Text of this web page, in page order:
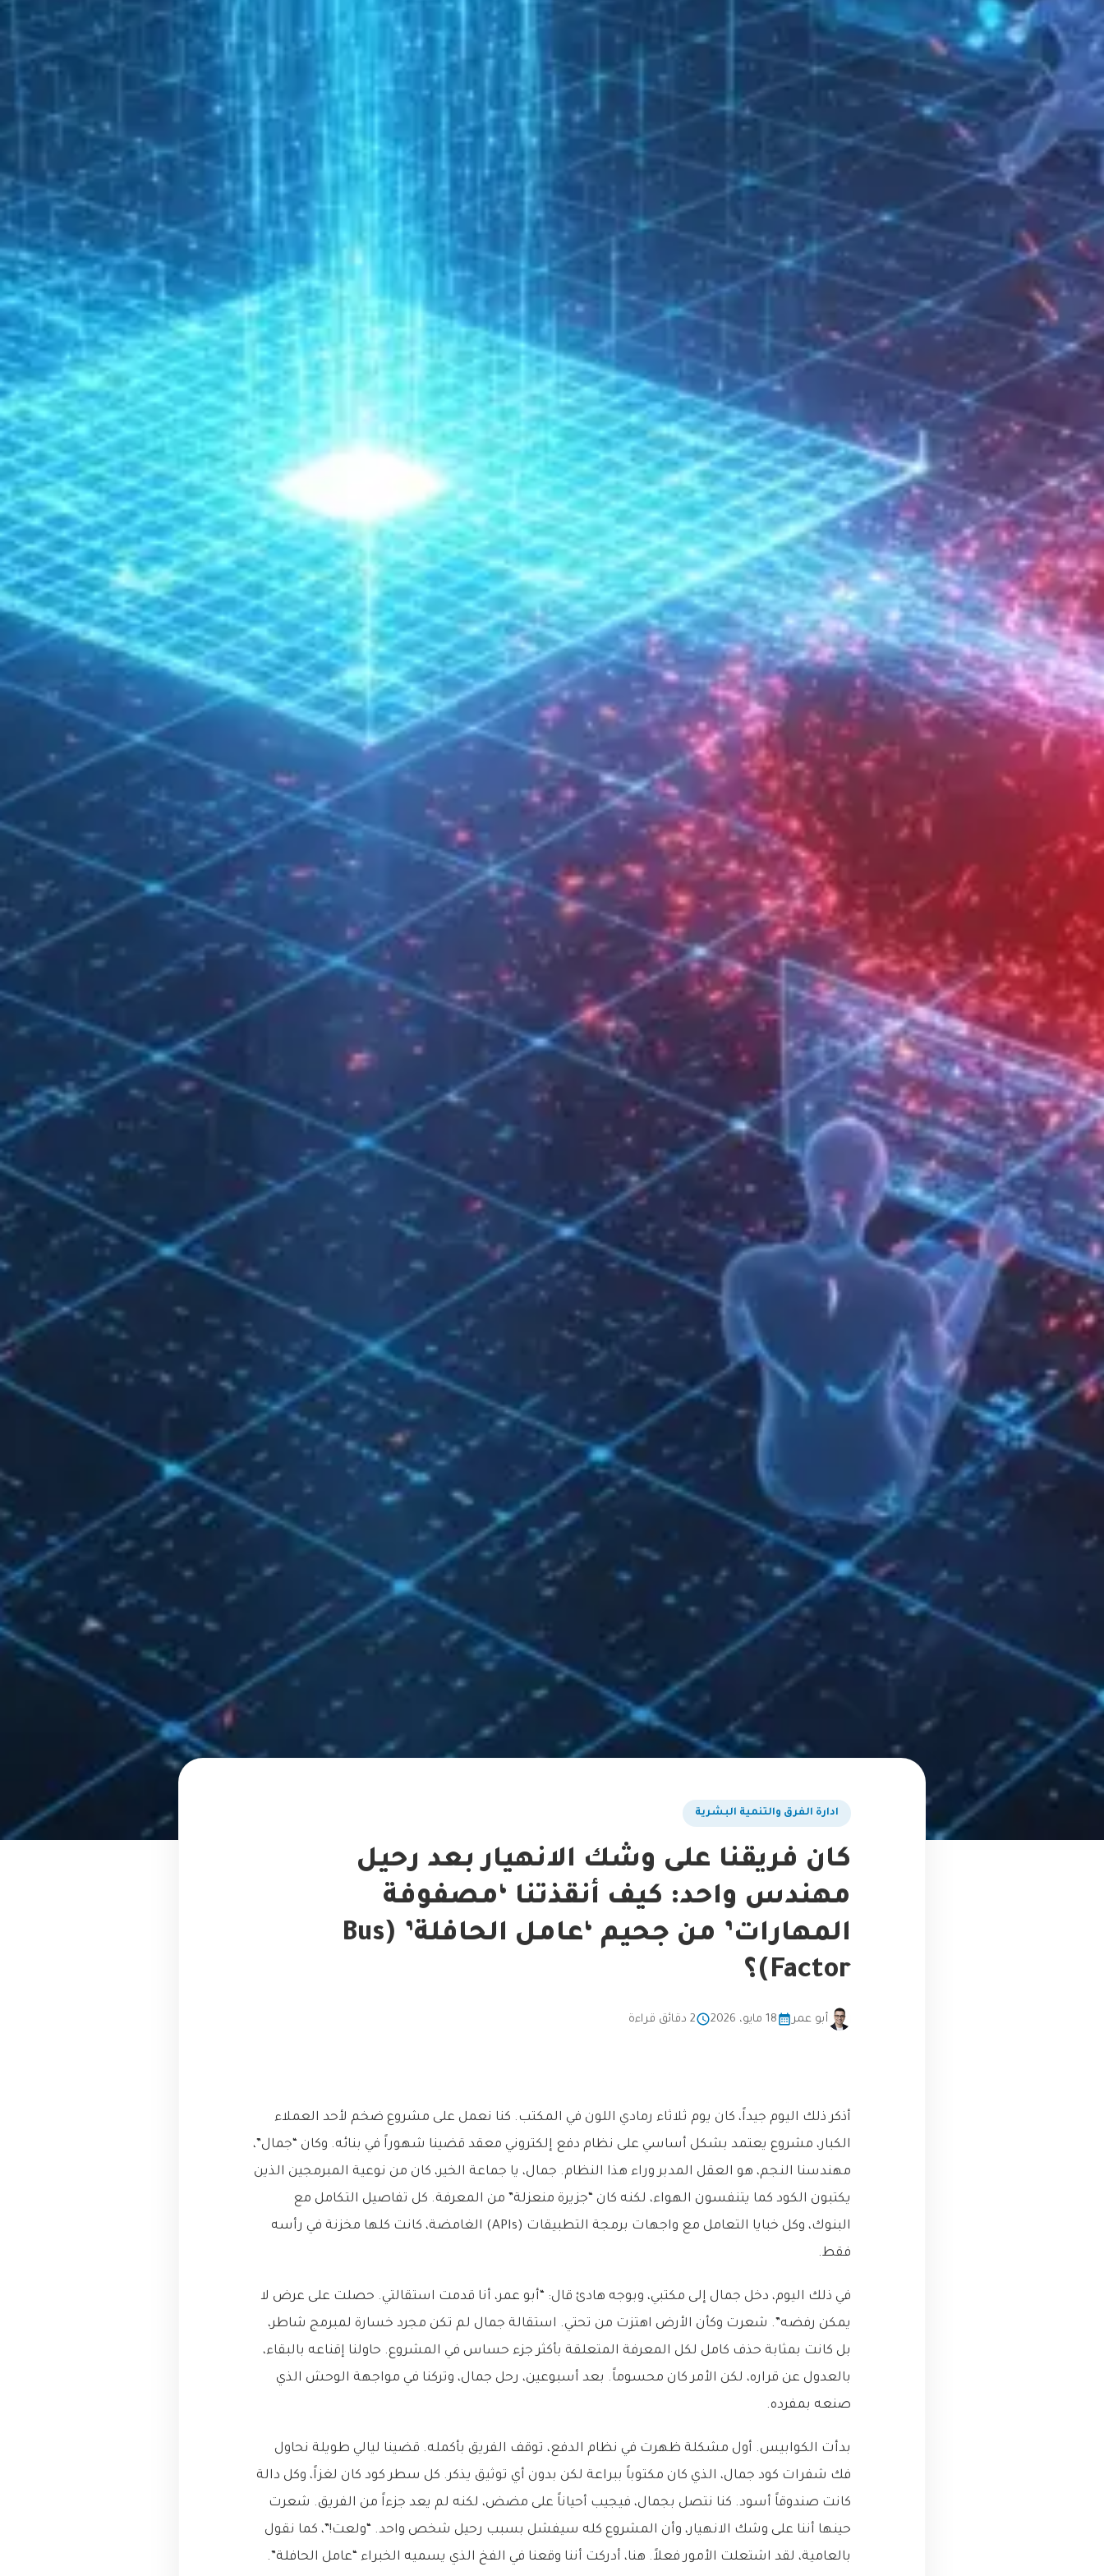
ادارة الفرق والتنمية البشرية
كان فريقنا على وشك الانهيار بعد رحيل
مهندس واحد: كيف أنقذتنا ‘مصفوفة
المهارات’ من جحيم ‘عامل الحافلة’ (Bus
Factor)؟
أبو عمر 18 مايو، 2026 2 دقائق قراءة
أذكر ذلك اليوم جيداً، كان يوم ثلاثاء رمادي اللون في المكتب. كنا نعمل على مشروع ضخم لأحد العملاء
الكبار، مشروع يعتمد بشكل أساسي على نظام دفع إلكتروني معقد قضينا شهوراً في بنائه. وكان “جمال”،
مهندسنا النجم، هو العقل المدبر وراء هذا النظام. جمال، يا جماعة الخير، كان من نوعية المبرمجين الذين
يكتبون الكود كما يتنفسون الهواء، لكنه كان “جزيرة منعزلة” من المعرفة. كل تفاصيل التكامل مع
البنوك، وكل خبايا التعامل مع واجهات برمجة التطبيقات (APIs) الغامضة، كانت كلها مخزنة في رأسه
فقط.
في ذلك اليوم، دخل جمال إلى مكتبي، وبوجه هادئ قال: “أبو عمر، أنا قدمت استقالتي. حصلت على عرض لا
يمكن رفضه”. شعرت وكأن الأرض اهتزت من تحتي. استقالة جمال لم تكن مجرد خسارة لمبرمج شاطر،
بل كانت بمثابة حذف كامل لكل المعرفة المتعلقة بأكثر جزء حساس في المشروع. حاولنا إقناعه بالبقاء،
بالعدول عن قراره، لكن الأمر كان محسوماً. بعد أسبوعين، رحل جمال، وتركنا في مواجهة الوحش الذي
صنعه بمفرده.
بدأت الكوابيس. أول مشكلة ظهرت في نظام الدفع، توقف الفريق بأكمله. قضينا ليالي طويلة نحاول
فك شفرات كود جمال، الذي كان مكتوباً ببراعة لكن بدون أي توثيق يذكر. كل سطر كود كان لغزاً، وكل دالة
كانت صندوقاً أسود. كنا نتصل بجمال، فيجيب أحياناً على مضض، لكنه لم يعد جزءاً من الفريق. شعرت
حينها أننا على وشك الانهيار، وأن المشروع كله سيفشل بسبب رحيل شخص واحد. “ولعت!”، كما نقول
بالعامية، لقد اشتعلت الأمور فعلاً. هنا، أدركت أننا وقعنا في الفخ الذي يسميه الخبراء “عامل الحافلة”.